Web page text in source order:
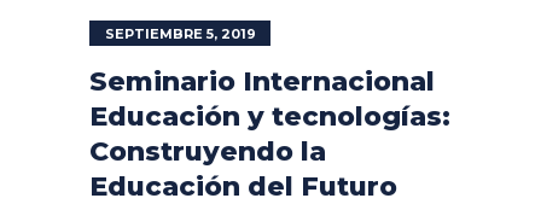
SEPTIEMBRE 5, 2019
Seminario Internacional
Educación y tecnologías:
Construyendo la
Educación del Futuro